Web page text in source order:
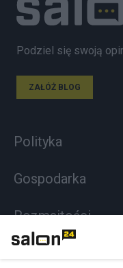
Podziel się swoją
ZAŁÓŻ BLOG
Polityka
Gospodarka
Rozmaitości